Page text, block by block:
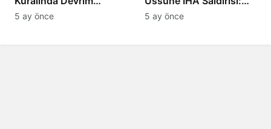
Niteliğinde Onay
5 ay önce
Patlama, Sirenler ve
5 ay önce